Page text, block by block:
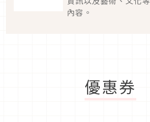
內容。
優惠券